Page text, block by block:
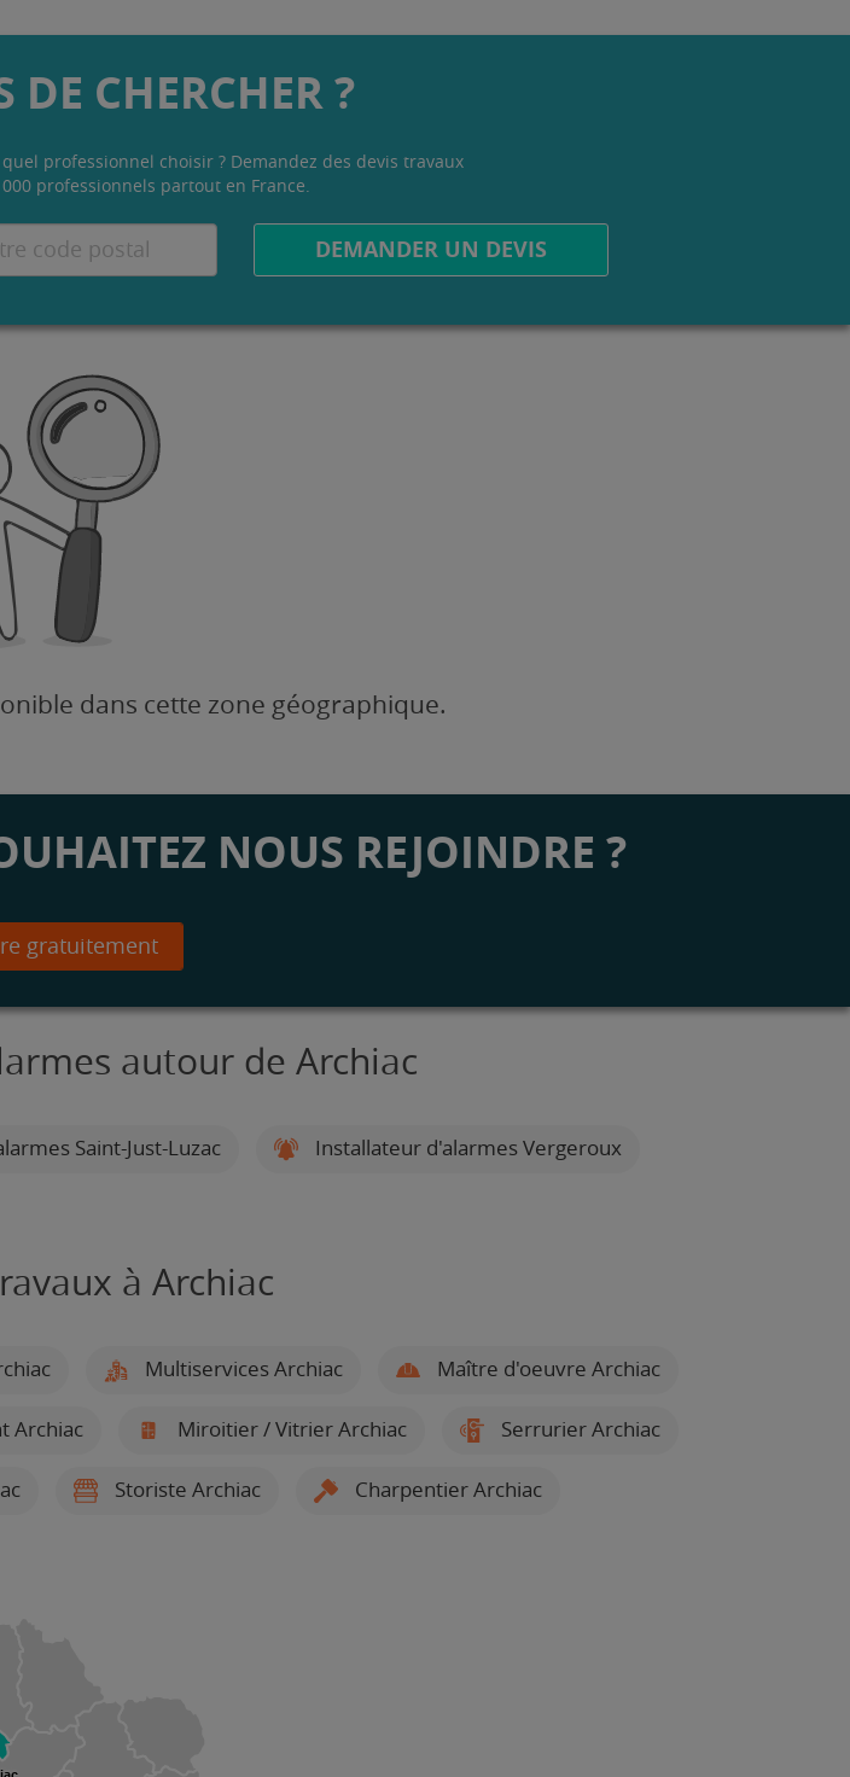
DE CHERCHER ?
professionnel choisir ? Demandez des devis travaux
professionnels partout en France.
DEMANDER UN DEVIS
dans cette zone géographique.
NOUS REJOINDRE ?
gratuitement
autour de Archiac
Saint-Just-Luzac Installateur d'alarmes Vergeroux
à Archiac
Multiservices Archiac Maître d'oeuvre Archiac
Archiac Miroitier / Vitrier Archiac Serrurier Archiac
Storiste Archiac Charpentier Archiac